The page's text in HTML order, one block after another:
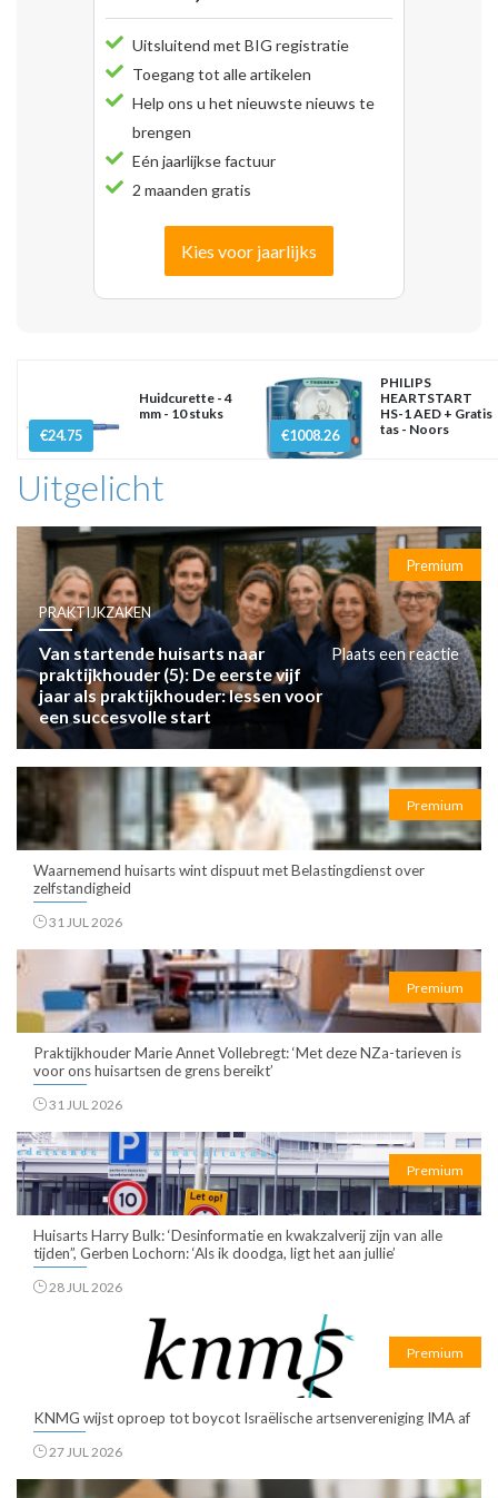
Uitsluitend met BIG registratie
Toegang tot alle artikelen
Help ons u het nieuwste nieuws te
brengen
Eén jaarlijkse factuur
2 maanden gratis
Kies voor jaarlijks
€24.75
Huidcurette - 4
mm - 10 stuks
€1008.26
PHILIPS
HEARTSTART
HS-1 AED + Gratis
tas - Noors
Uitgelicht
Premium
PRAKTIJKZAKEN
Van startende huisarts naar
praktijkhouder (5): De eerste vijf
jaar als praktijkhouder: lessen voor
een succesvolle start
Plaats een reactie
Premium
Waarnemend huisarts wint dispuut met Belastingdienst over
zelfstandigheid
31 JUL 2026
Premium
Praktijkhouder Marie Annet Vollebregt: ‘Met deze NZa-tarieven is
voor ons huisartsen de grens bereikt’
31 JUL 2026
Premium
Huisarts Harry Bulk: ‘Desinformatie en kwakzalverij zijn van alle
tijden”, Gerben Lochorn: ‘Als ik doodga, ligt het aan jullie’
28 JUL 2026
Premium
KNMG wijst oproep tot boycot Israëlische artsenvereniging IMA af
27 JUL 2026